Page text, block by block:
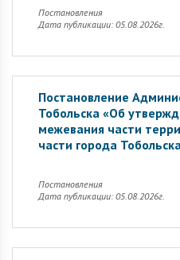
Постановления
Дата публикации: 05.08.2026г.
Постановление
Тобольска «Об
межевания части
части города
Постановления
Дата публикации: 05.08.2026г.